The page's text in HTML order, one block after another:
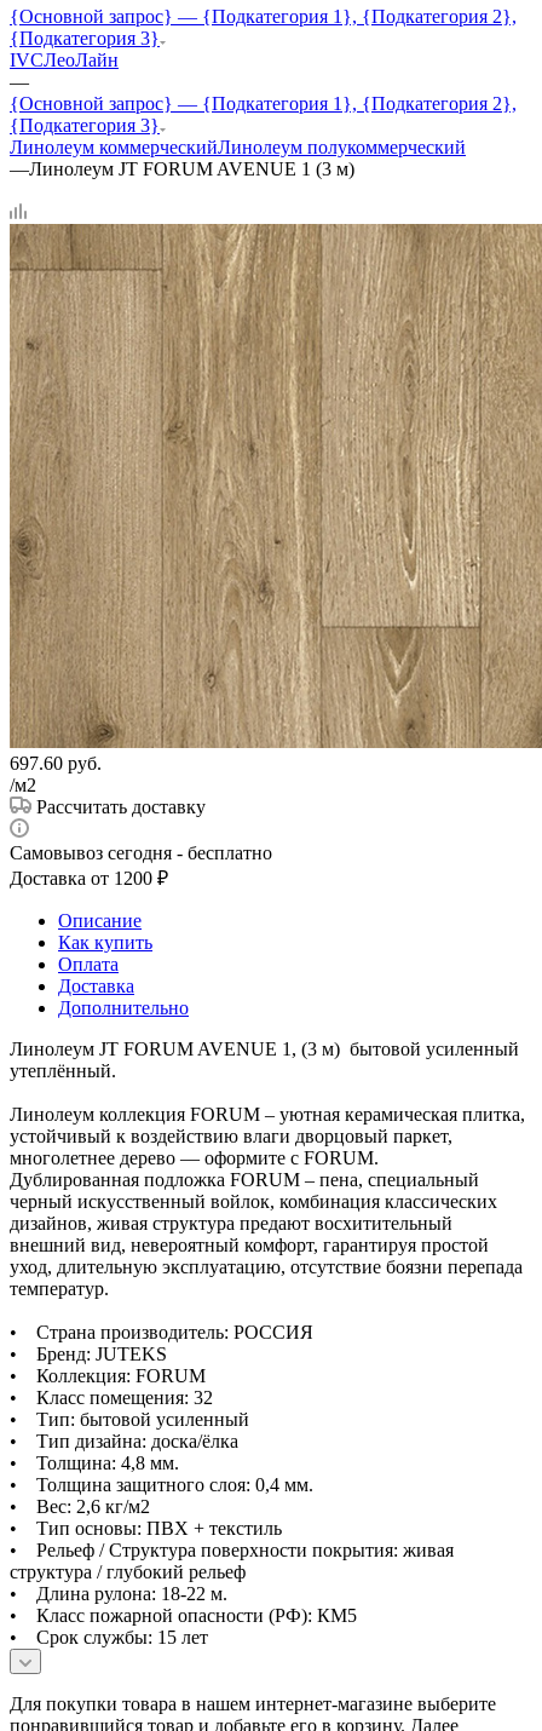
{Основной запрос} — {Подкатегория 1}, {Подкатегория 2},
{Подкатегория 3}
IVCЛеоЛайн
—
{Основной запрос} — {Подкатегория 1}, {Подкатегория 2},
{Подкатегория 3}
Линолеум коммерческийЛинолеум полукоммерческий
—Линолеум JT FORUM AVENUE 1 (3 м)
697.60 руб.
/м2
Рассчитать доставку
Самовывоз сегодня - бесплатно
Доставка от 1200 ₽
Описание
Как купить
Оплата
Доставка
Дополнительно
Линолеум JT FORUM AVENUE 1, (3 м) бытовой усиленный
утеплённый.
Линолеум коллекция FORUM – уютная керамическая плитка,
устойчивый к воздействию влаги дворцовый паркет,
многолетнее дерево — оформите с FORUM.
Дублированная подложка FORUM – пена, специальный
черный искусственный войлок, комбинация классических
дизайнов, живая структура предают восхитительный
внешний вид, невероятный комфорт, гарантируя простой
уход, длительную эксплуатацию, отсутствие боязни перепада
температур.
• Страна производитель: РОССИЯ
• Бренд: JUTEKS
• Коллекция: FORUM
• Класс помещения: 32
• Тип: бытовой усиленный
• Тип дизайна: доска/ёлка
• Толщина: 4,8 мм.
• Толщина защитного слоя: 0,4 мм.
• Вес: 2,6 кг/м2
• Тип основы: ПВХ + текстиль
• Рельеф / Структура поверхности покрытия: живая
структура / глубокий рельеф
• Длина рулона: 18-22 м.
• Класс пожарной опасности (РФ): КМ5
• Срок службы: 15 лет
Для покупки товара в нашем интернет-магазине выберите
понравившийся товар и добавьте его в корзину. Далее